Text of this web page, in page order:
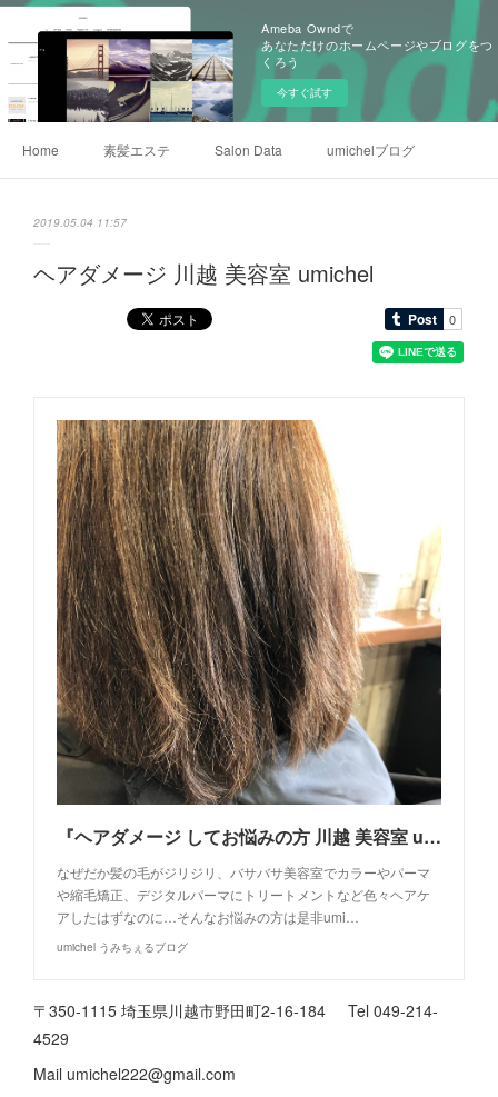
Ameba Owndで
あなただけのホームページやブログをつ
くろう
今すぐ試す
Home 素髪エステ Salon Data umichelブログ
2019.05.04 11:57
ヘアダメージ 川越 美容室 umichel
『ヘアダメージ してお悩みの方 川越 美容室 umichel』
なぜだか髪の毛がジリジリ、バサバサ美容室でカラーやパーマ
や縮毛矯正、デジタルパーマにトリートメントなど色々ヘアケ
アしたはずなのに…そんなお悩みの方は是非umi…
umichel うみちぇるブログ
〒350-1115 埼玉県川越市野田町2-16-184 Tel 049-214-
4529
Mail umichel222@gmail.com